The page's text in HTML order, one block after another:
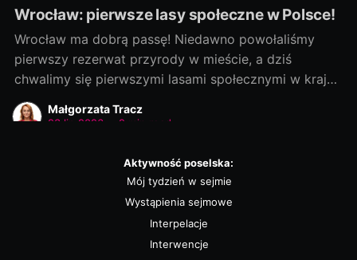
Wrocław: pierwsze lasy społeczne w Polsce!
Wrocław ma dobrą passę! Niedawno powołaliśmy
pierwszy rezerwat przyrody w mieście, a dziś
chwalimy się pierwszymi lasami społecznymi w kraju!
Rozmowy zaczęliśmy jako ostatni, a efekty
dowozimy jako pierwsi! Było to możliwe, bo nie
otwarte na dialog i kompromis — a to wszystko dla
Małgorzata Tracz
23 lip 2026 2 min read
Aktywność poselska:
Mój tydzień w sejmie
Wystąpienia sejmowe
Interpelacje
Interwencje